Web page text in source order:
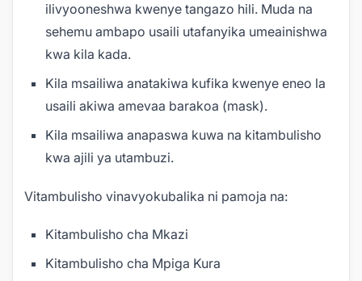
ilivyooneshwa kwenye tangazo hili. Muda na
sehemu ambapo usaili utafanyika umeainishwa
kwa kila kada.
Kila msailiwa anatakiwa kufika kwenye eneo la
usaili akiwa amevaa barakoa (mask).
Kila msailiwa anapaswa kuwa na kitambulisho
kwa ajili ya utambuzi.
Vitambulisho vinavyokubalika ni pamoja na:
Kitambulisho cha Mkazi
Kitambulisho cha Mpiga Kura